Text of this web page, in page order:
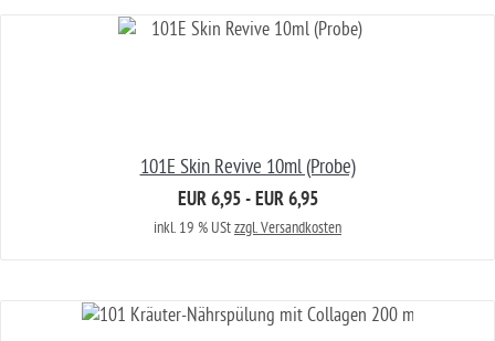
101E Skin Revive 10ml (Probe)
EUR 6,95 - EUR 6,95
inkl. 19 % UStzzgl. Versandkosten